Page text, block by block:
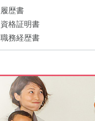
履歴書
資格証明書
職務経歴書